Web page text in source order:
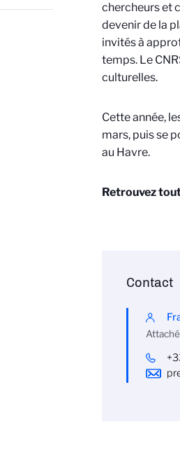
chercheurs et
devenir de la
invités à
temps. Le
culturelles.
Cette année,
mars, puis se
au Havre.
Retrouvez
Contact